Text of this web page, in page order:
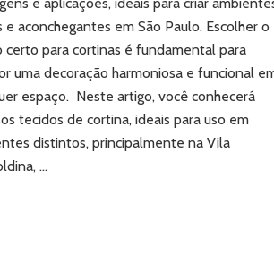
de
cortina
e aconchegantes em São Paulo. Escolher o
certo para cortinas é fundamental para
uma decoração harmoniosa e funcional
espaço. Neste artigo, você conhecerá
tecidos de cortina, ideais para uso em
distintos, principalmente na Vila
…